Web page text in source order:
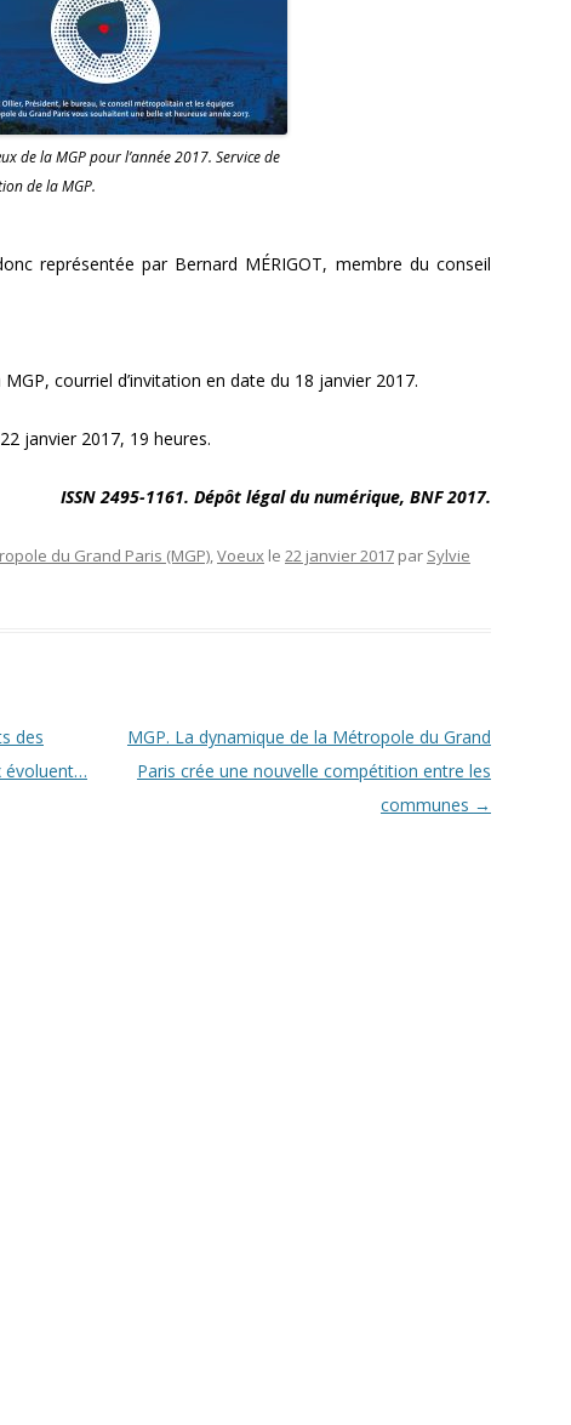
de la MGP pour l’année 2017. Service de
de la MGP.
représentée par Bernard MÉRIGOT, membre du conseil
courriel d’invitation en date du 18 janvier 2017.
janvier 2017, 19 heures.
ISSN 2495-1161. Dépôt légal du numérique, BNF 2017.
du Grand Paris (MGP),Voeux le 22 janvier 2017 par Sylvie
des
évoluent…
MGP. La dynamique de la Métropole du Grand
Paris crée une nouvelle compétition entre les
communes →